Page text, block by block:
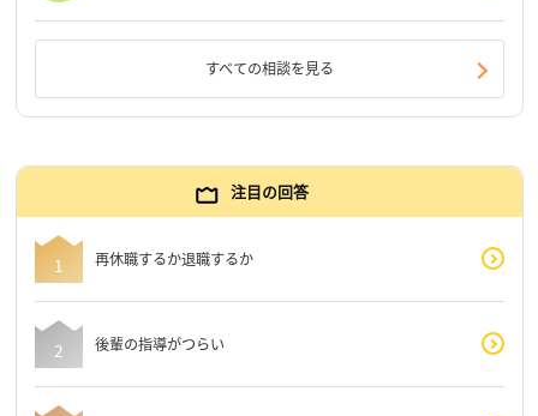
すべての相談を見る
注目の回答
再休職するか退職するか
後輩の指導がつらい